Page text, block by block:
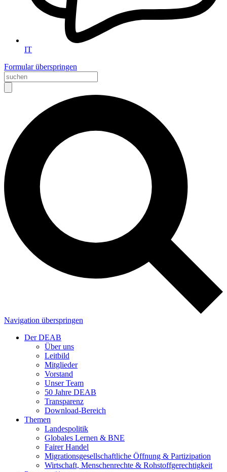
IT
Formular überspringen
Navigation überspringen
Der DEAB
Über uns
Leitbild
Mitglieder
Vorstand
Unser Team
50 Jahre DEAB
Transparenz
Download-Bereich
Themen
Landespolitik
Globales Lernen & BNE
Fairer Handel
Migrationsgesellschaftliche Öffnung & Partizipation
Wirtschaft, Menschenrechte & Rohstoffgerechtigkeit